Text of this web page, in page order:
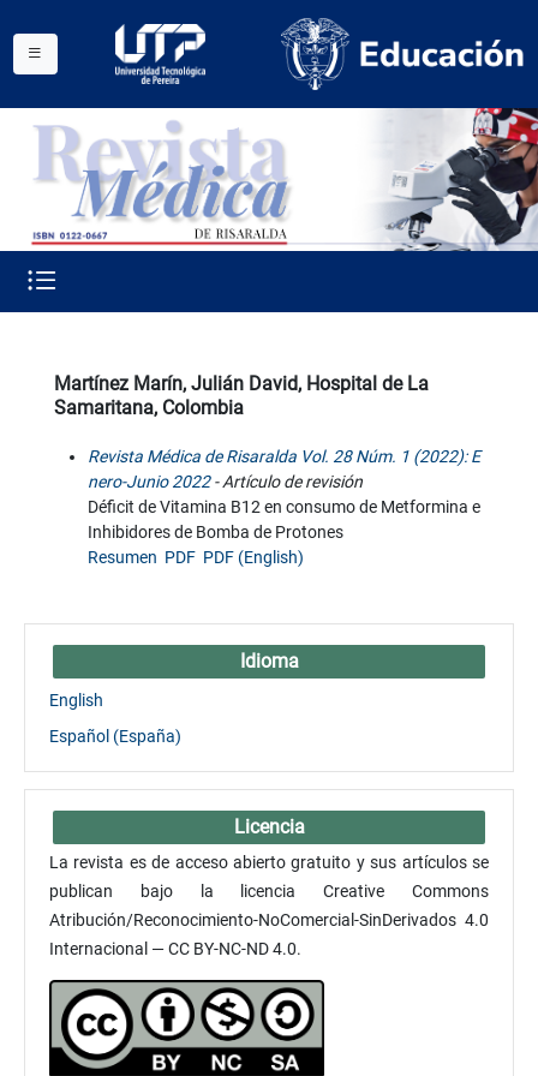
Martínez Marín, Julián David, Hospital de La
Samaritana, Colombia
Revista Médica de Risaralda Vol. 28 Núm. 1 (2022): E
nero-Junio 2022- Artículo de revisión
Déficit de Vitamina B12 en consumo de Metformina e
Inhibidores de Bomba de Protones
Resumen PDF PDF (English)
Idioma
English
Español (España)
Licencia
La revista es de acceso abierto gratuito y sus artículos se
publican bajo la licencia Creative Commons
Atribución/Reconocimiento-NoComercial-SinDerivados 4.0
Internacional — CC BY-NC-ND 4.0.